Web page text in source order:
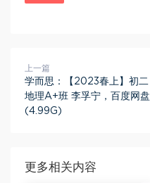
上一篇
学而思：【2023春上】初二
地理A+班 李孚宁，百度网盘
(4.99G)
更多相关内容